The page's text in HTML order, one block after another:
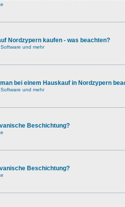
Nordzypern kaufen - was beachten?
und mehr
bei einem Hauskauf in Nordzypern
und mehr
Beschichtung?
Beschichtung?